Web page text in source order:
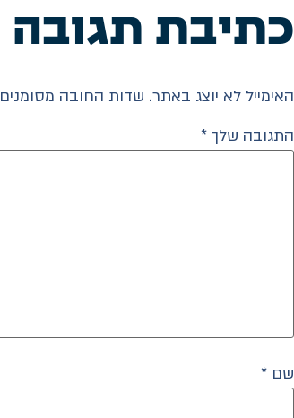
כתיבת תגובה
האימייל לא יוצג באתר. שדות החובה מסומנים
התגובה שלך *
שם *